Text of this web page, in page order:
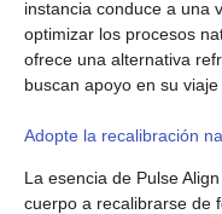
instancia conduce a una
optimizar los procesos
ofrece una alternativa
buscan apoyo en su viaje
Adopte la recalibración
La esencia de Pulse
cuerpo a recalibrarse de